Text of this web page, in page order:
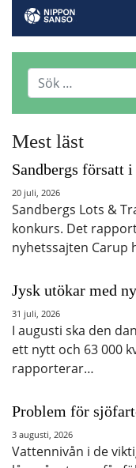
Mest läst
Sandbergs försatt
20 juli, 2026
Sandbergs Lots &
konkurs. Det
nyhetssajten
Jysk utökar med
31 juli, 2026
I augusti ska den
ett nytt och 63 000
rapporterar…
Problem för
3 augusti, 2026
Vattennivån i de